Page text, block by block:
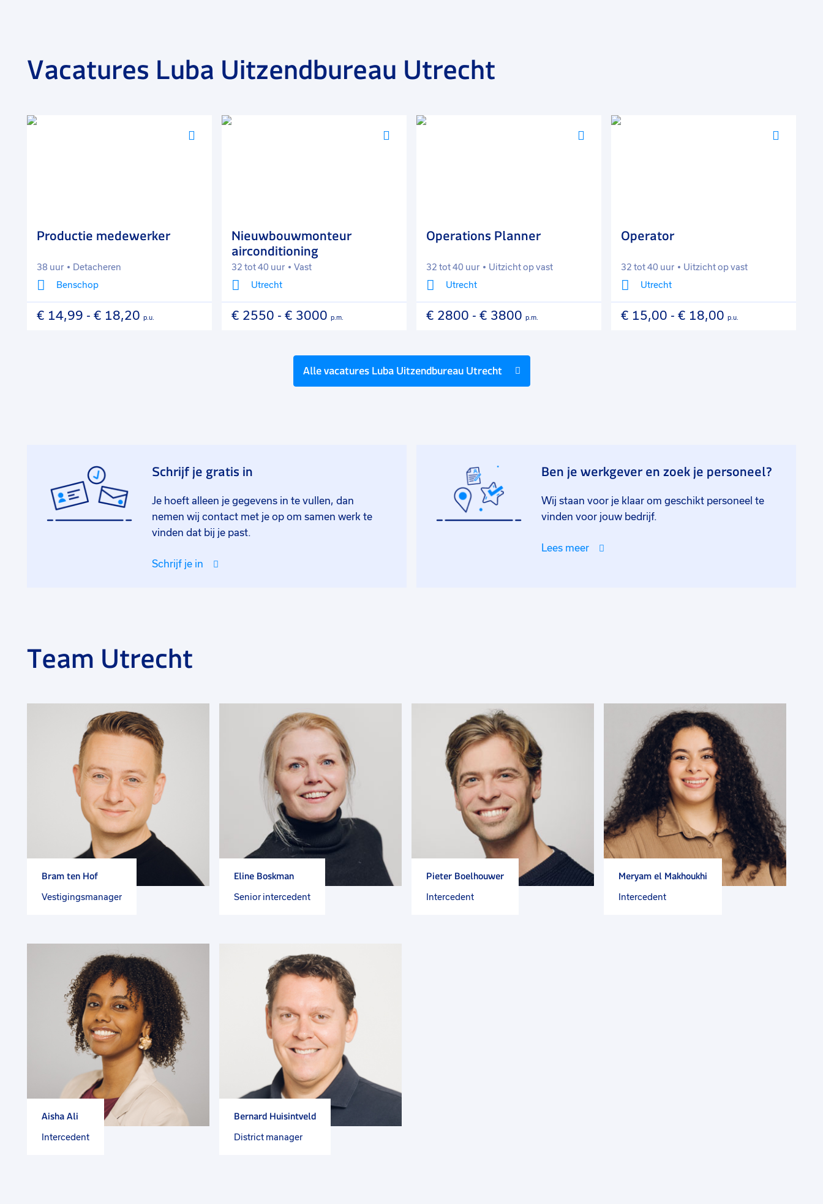
Vacatures Luba Uitzendbureau Utrecht
Productie medewerker
38 uur
Detacheren
Benschop
€ 14,99 - € 18,20 p.u.
Nieuwbouwmonteur
airconditioning
32 tot 40 uur
Vast
Utrecht
€ 2550 - € 3000 p.m.
Operations Planner
32 tot 40 uur
Uitzicht op vast
Utrecht
€ 2800 - € 3800 p.m.
Operator
32 tot 40 uur
Uitzicht op vast
Utrecht
€ 15,00 - € 18,00 p.u.
Alle vacaturesLuba Uitzendbureau Utrecht
Schrijf je gratis in
Je hoeft alleen je gegevens in te vullen, dan
nemen wij contact met je op om samen werk te
vinden dat bij je past.
Schrijf je in
Ben je werkgever en zoek je personeel?
Wij staan voor je klaar om geschikt personeel te
vinden voor jouw bedrijf.
Lees meer
Team Utrecht
Bram ten Hof
Vestigingsmanager
Eline Boskman
Senior intercedent
Pieter Boelhouwer
Intercedent
Meryam el Makhoukhi
Intercedent
Aisha Ali
Intercedent
Bernard Huisintveld
District manager